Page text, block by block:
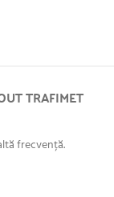
TRAFIMET
frecvență.